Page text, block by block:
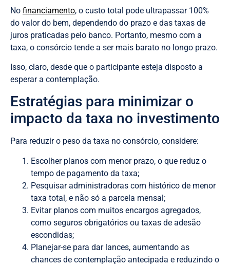
No financiamento, o custo total pode ultrapassar 100%
do valor do bem, dependendo do prazo e das taxas de
juros praticadas pelo banco. Portanto, mesmo com a
taxa, o consórcio tende a ser mais barato no longo prazo.
Isso, claro, desde que o participante esteja disposto a
esperar a contemplação.
Estratégias para minimizar o
impacto da taxa no investimento
Para reduzir o peso da taxa no consórcio, considere:
Escolher planos com menor prazo, o que reduz o
tempo de pagamento da taxa;
Pesquisar administradoras com histórico de menor
taxa total, e não só a parcela mensal;
Evitar planos com muitos encargos agregados,
como seguros obrigatórios ou taxas de adesão
escondidas;
Planejar-se para dar lances, aumentando as
chances de contemplação antecipada e reduzindo o